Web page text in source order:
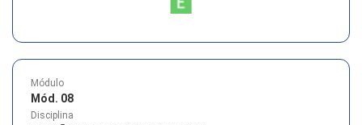
Módulo
Mód. 08
Disciplina